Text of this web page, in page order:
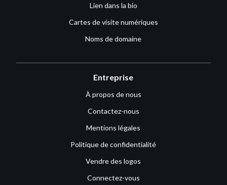
Lien dans la bio
Cartes de visite numériques
Noms de domaine
Entreprise
À propos de nous
Contactez-nous
Mentions légales
Politique de confidentialité
Vendre des logos
Connectez-vous